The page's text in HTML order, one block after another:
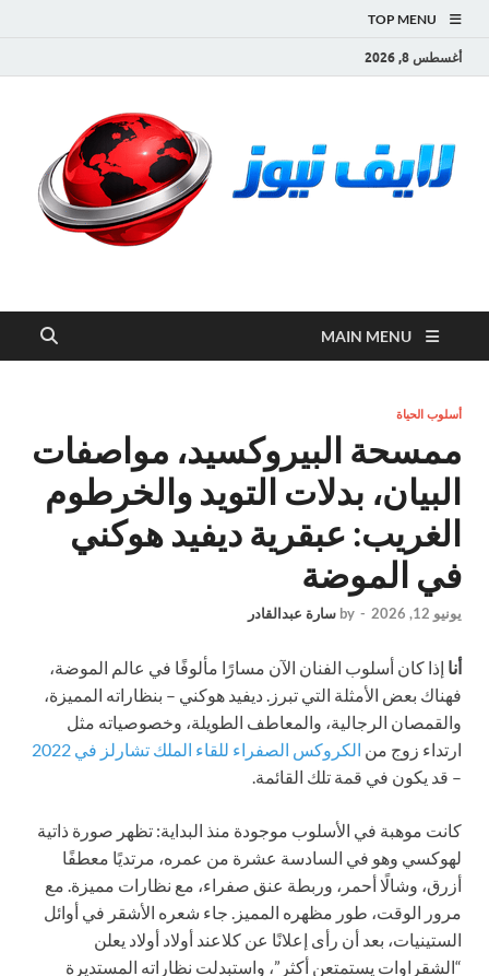
TOP MENU
أغسطس 8, 2026
لايف نيوز
MAIN MENU
أسلوب الحياة
ممسحة البيروكسيد، مواصفات
البيان، بدلات التويد والخرطوم
الغريب: عبقرية ديفيد هوكني
في الموضة
يونيو 12, 2026 -
by سارة عبدالقادر
أنا إذا كان أسلوب الفنان الآن مسارًا مألوفًا في عالم الموضة،
فهناك بعض الأمثلة التي تبرز. ديفيد هوكني – بنظاراته المميزة،
والقمصان الرجالية، والمعاطف الطويلة، وخصوصياته مثل
ارتداء زوج من الكروكس الصفراء للقاء الملك تشارلز في 2022
– قد يكون في قمة تلك القائمة.
كانت موهبة في الأسلوب موجودة منذ البداية: تظهر صورة ذاتية
لهوكسي وهو في السادسة عشرة من عمره، مرتديًا معطفًا
أزرق، وشالًا أحمر، وربطة عنق صفراء، مع نظارات مميزة. مع
مرور الوقت، طور مظهره المميز. جاء شعره الأشقر في أوائل
الستينيات، بعد أن رأى إعلانًا عن كلاعند أولاد أولاد يعلن
“الشقراوات يستمتعن أكثر”، واستبدلت نظاراته المستديرة